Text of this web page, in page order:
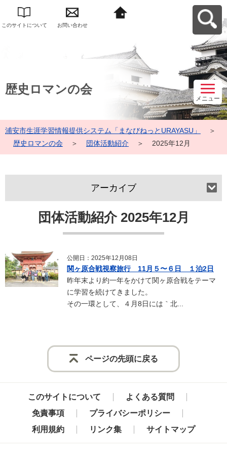
このサイトについて お問い合わせ
歴史ロマンの会
メニュー
浦安市生涯学習情報提供システム「まなびねっとURAYASU」
＞
歴史ロマンの会
＞ 団体活動紹介 ＞ 2025年12月
団体活動紹介 2025年12月
公開日：2025年12月08日
関ヶ原合戦視察旅行 11月５〜６日 １泊2日
昨年末より約一年をかけて関ヶ原合戦をテーマ
に学習を続けてきました。
その一環として、４月8日には｀北...
アーカイブ
ページの先頭に戻る
このサイトについて
よくある質問
免責事項
プライバシーポリシー
利用規約
リンク集 サイトマップ